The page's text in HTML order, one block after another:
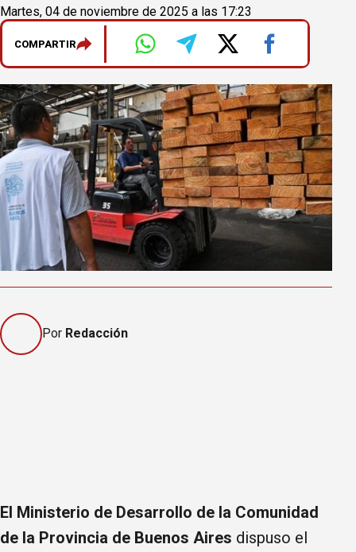
Martes, 04 de noviembre de 2025 a las 17:23
COMPARTIR
Por Redacción
El Ministerio de Desarrollo de la Comunidad
de la Provincia de Buenos Aires dispuso el